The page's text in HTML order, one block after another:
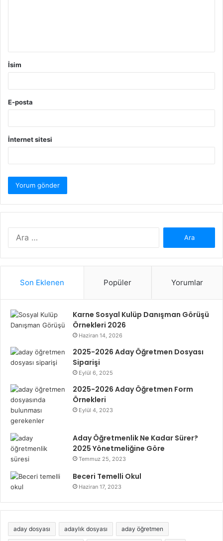
İsim
E-posta
İnternet sitesi
Son Eklenen Popüler Yorumlar
Karne Sosyal Kulüp Danışman Görüşü
Örnekleri 2026
Haziran 14, 2026
2025-2026 Aday Öğretmen Dosyası
Siparişi
Eylül 6, 2025
2025-2026 Aday Öğretmen Form
Örnekleri
Eylül 4, 2023
Aday Öğretmenlik Ne Kadar Sürer?
2025 Yönetmeliğine Göre
Temmuz 25, 2023
Beceri Temelli Okul
Haziran 17, 2023
aday dosyası adaylık dosyası aday öğretmen